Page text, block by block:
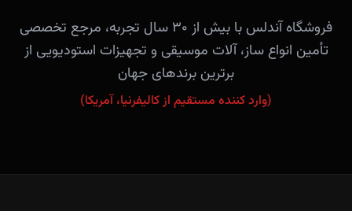
فروشگاه آندلس با بیش از ۳۰ سال تجربه، مرجع تخصصی
تأمین انواع ساز، آلات موسیقی و تجهیزات استودیویی از
برترین برندهای جهان
(وارد کننده مستقیم از کالیفرنیا، آمریکا)